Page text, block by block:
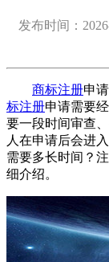
发布时间：
商标注册申
标注册申请需要
要一段时间审查
人在申请后会进
需要多长时间？
细介绍。